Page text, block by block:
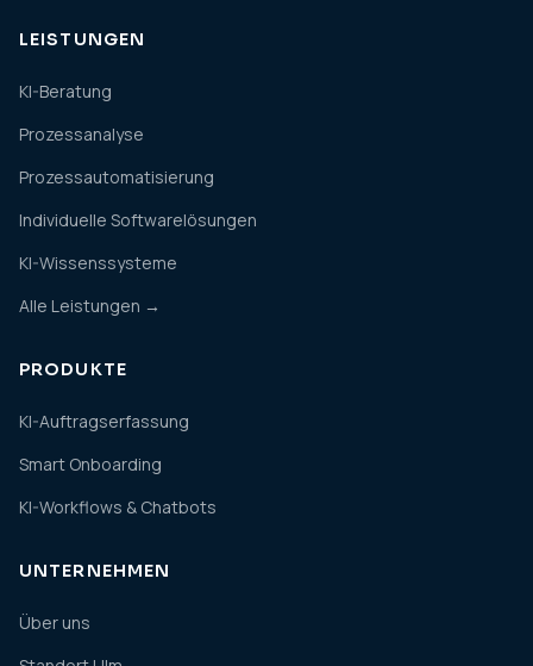
LEISTUNGEN
KI-Beratung
Prozessanalyse
Prozessautomatisierung
Individuelle Softwarelösungen
KI-Wissenssysteme
Alle Leistungen →
PRODUKTE
KI-Auftragserfassung
Smart Onboarding
KI-Workflows & Chatbots
UNTERNEHMEN
Über uns